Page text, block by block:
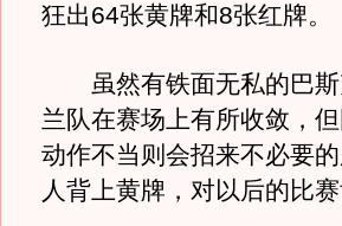
狂出64张黄牌和8张红牌。
虽然有铁面无私的巴斯
兰队在赛场上有所收敛，
动作不当则会招来不必要
人背上黄牌，对以后的比赛